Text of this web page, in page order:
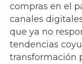
compras en el
canales
que ya no
tendencias
transformación